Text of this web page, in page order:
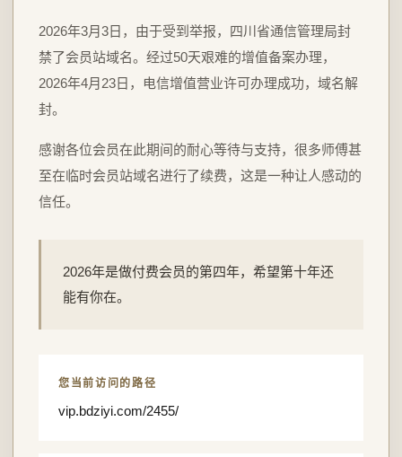
2026年3月3日，由于受到举报，四川省通信管理局封
禁了会员站域名。经过50天艰难的增值备案办理，
2026年4月23日，电信增值营业许可办理成功，域名解
封。
感谢各位会员在此期间的耐心等待与支持，很多师傅甚
至在临时会员站域名进行了续费，这是一种让人感动的
信任。
2026年是做付费会员的第四年，希望第十年还
能有你在。
您当前访问的路径
vip.bdziyi.com/2455/